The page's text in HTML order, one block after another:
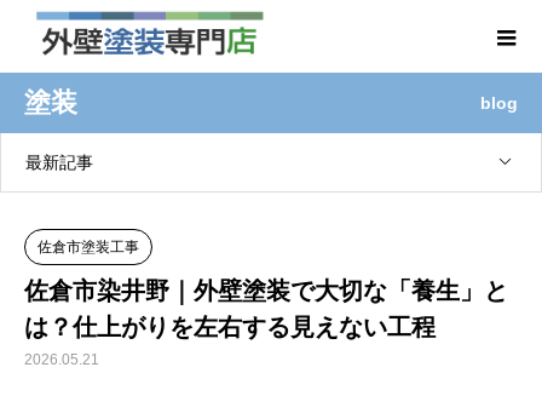
塗装 blog
最新記事
佐倉市塗装工事
佐倉市染井野｜外壁塗装で大切な「養生」と
は？仕上がりを左右する見えない工程
2026.05.21